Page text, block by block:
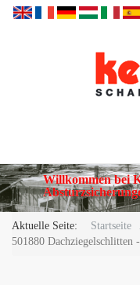
Willkommen bei
Aktuelle Seite: Startseite
501880 Dachziegelschlitten